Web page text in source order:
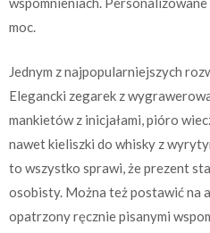
moc.
Jednym z najpopularniejszych
Elegancki zegarek z
mankietów z inicjałami, pióro
nawet kieliszki do whisky z
to wszystko sprawi, że prezent
osobisty. Można też postawić na
opatrzony ręcznie pisanymi